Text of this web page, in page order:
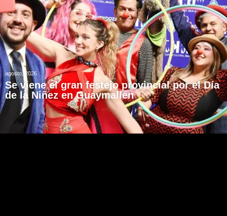
agosto, 2026
Se viene el gran festejo provincial por el Día
de la Niñez en Guaymallén